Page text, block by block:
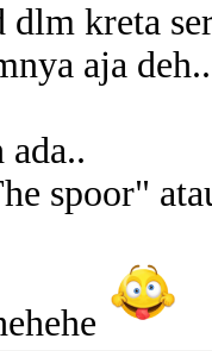
dlm kreta
aja
ada..
spoor"